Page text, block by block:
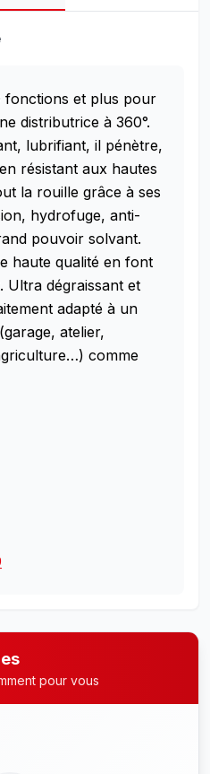
fonctions et plus pour
distributrice à 360°.
lubrifiant, il pénètre,
résistant aux hautes
la rouille grâce à ses
hydrofuge, anti-
pouvoir solvant.
haute qualité en font
Ultra dégraissant et
adapté à un
atelier,
comme
pour vous